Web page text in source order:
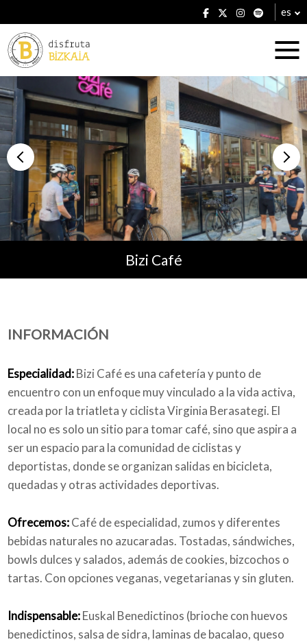
es
Alojamientos
Restaurantes
Planes
Blog
Bizi Café
INFORMACIÓN
Especialidad:Bizi Café es una cafetería y punto de
encuentro con un enfoque muy vinculado a la vida activa,
creada por la triatleta y ciclista Virginia Berasategi. El
local no es solo un sitio para tomar café, sino que aspira a
ser un espacio para la comunidad de ciclistas y
deportistas, donde se organizan salidas en bicicleta,
quedadas y otras actividades deportivas.
Ofrecemos:Café de especialidad, zumos y diferentes
bebidas naturales no azucaradas. Tostadas, sándwiches,
bowls dulces y salados, además de cookies, bizcochos o
tartas. Con opciones veganas, vegetarianas y sin gluten.
Indispensable:Euskal Benedictinos (brioche con huevos
benedictinos, salsa de sidra, laminas de bacalao, queso